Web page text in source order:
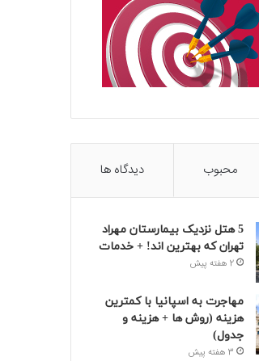
محبوب دیدگاه ها
5 هتل نزدیک بیمارستان مهراد
تهران که بهترین‌ اند! + خدمات
2 هفته پیش
مهاجرت به اسپانیا با کمترین
هزینه (روش ها + هزینه و
جدول)
3 هفته پیش